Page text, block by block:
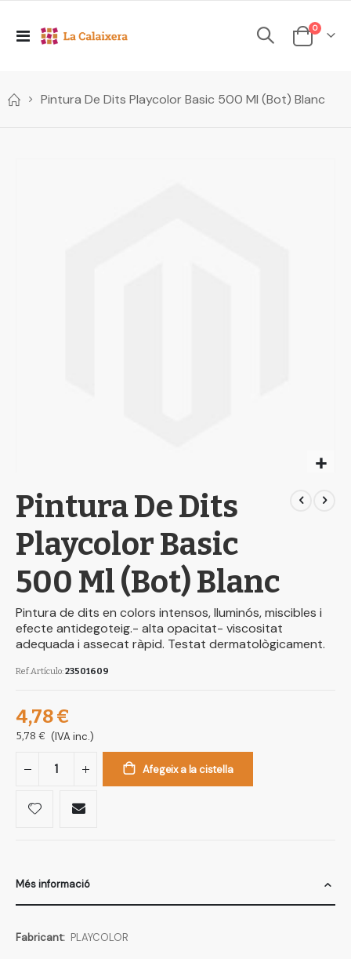
Toggle
Cesta
0elements
Pintura De Dits Playcolor Basic 500 Ml (Bot) Blanc
to
the
beginning
of
images
gallery
Pintura De Dits
Playcolor Basic
500 Ml (Bot) Blanc
Pintura de dits en colors intensos, lluminós, miscibles i
efecte antidegoteig.- alta opacitat- viscositat
adequada i assecat ràpid. Testat dermatològicament.
Ref.Artículo 23501609
4,78 €
5,78 € (IVA inc.)
Afegeix a la cistella
Més informació
Més
PLAYCOLOR